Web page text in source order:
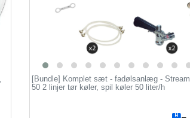
[Bundle] Komplet sæt - fadølsanlæg - Stream
50 2 linjer tør køler, spil køler 50 liter/h